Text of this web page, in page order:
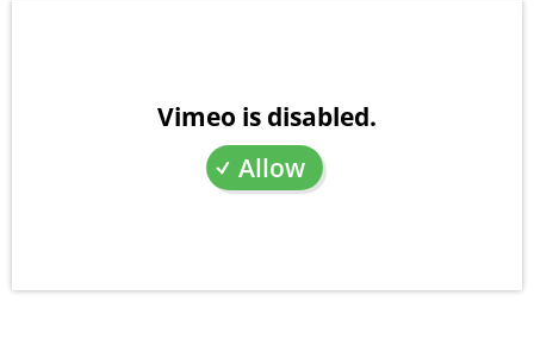
Vimeo is disabled.
Allow